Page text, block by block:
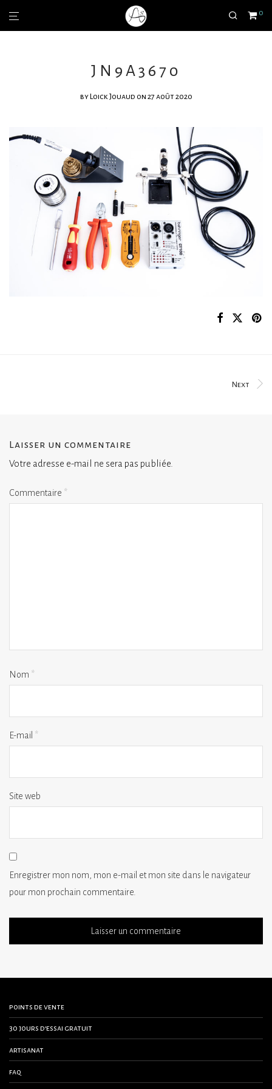
0
JN9A3670
by Loick Jouaud on 27 août 2020
Next
Laisser un commentaire
Votre adresse e-mail ne sera pas publiée.
Commentaire *
Nom *
E-mail *
Site web
Enregistrer mon nom, mon e-mail et mon site dans le navigateur
pour mon prochain commentaire.
points de vente
30 jours d’essai gratuit
artisanat
faq